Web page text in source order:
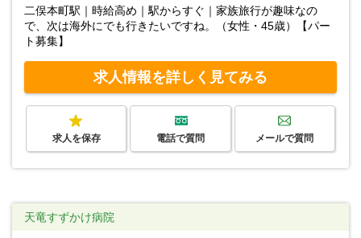
二俣本町駅｜時給高め｜駅からすぐ｜家族旅行が趣味なの
で、次は海外にでも行きたいですね。（女性・45歳）【パー
ト募集】
求人情報を詳しく見てみる
求人を保存 電話で質問 メールで質問
天竜すずかけ病院